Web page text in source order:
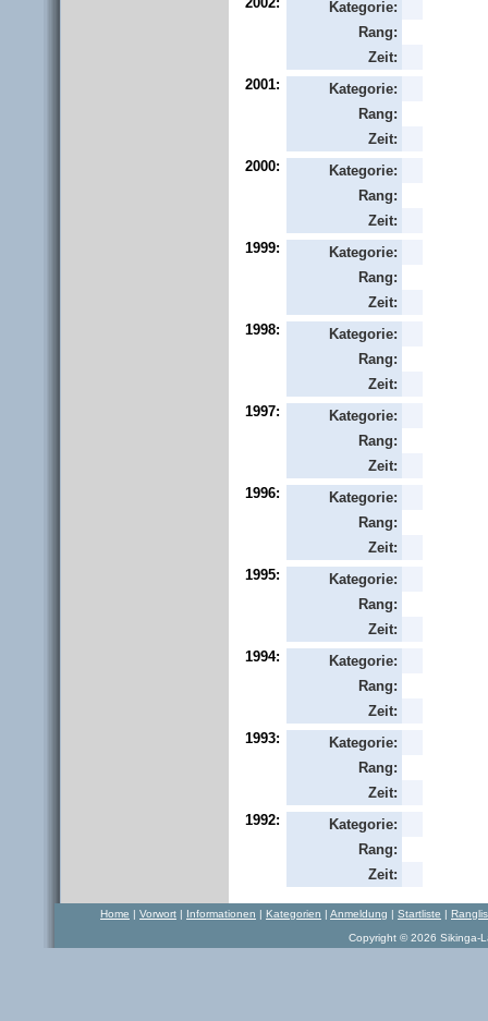
Kategorie:
Rang:
Zeit:
2001:
Kategorie:
Rang:
Zeit:
2000:
Kategorie:
Rang:
Zeit:
1999:
Kategorie:
Rang:
Zeit:
1998:
Kategorie:
Rang:
Zeit:
1997:
Kategorie:
Rang:
Zeit:
1996:
Kategorie:
Rang:
Zeit:
1995:
Kategorie:
Rang:
Zeit:
1994:
Kategorie:
Rang:
Zeit:
1993:
Kategorie:
Rang:
Zeit:
1992:
Kategorie:
Rang:
Zeit:
Home | Vorwort | Informationen | Kategorien | Anmeldung | Startliste |
Copyright © 2026 Sikinga-